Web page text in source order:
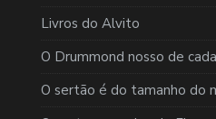
Livros do Alvito
O Drummond nosso de
O sertão é do tamanho do